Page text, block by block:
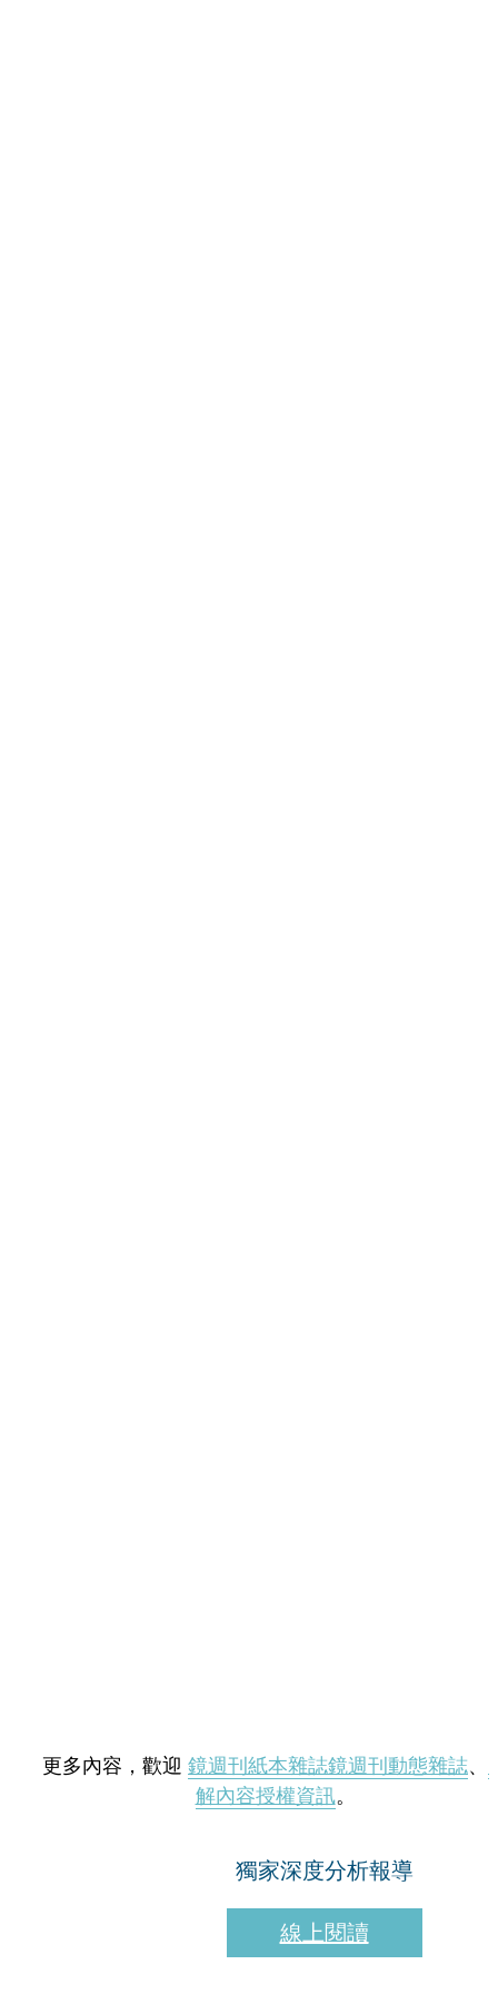
更多內容，歡迎 鏡週刊紙本雜誌鏡週刊動態雜誌、
解內容授權資訊。
獨家深度分析報導
線上閱讀